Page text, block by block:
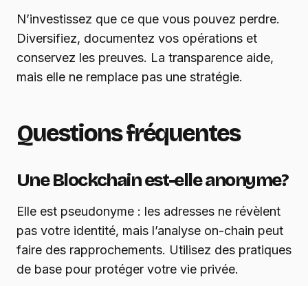
N’investissez que ce que vous pouvez perdre.
Diversifiez, documentez vos opérations et
conservez les preuves. La transparence aide,
mais elle ne remplace pas une stratégie.
Questions fréquentes
Une Blockchain est-elle anonyme?
Elle est pseudonyme : les adresses ne révèlent
pas votre identité, mais l’analyse on-chain peut
faire des rapprochements. Utilisez des pratiques
de base pour protéger votre vie privée.